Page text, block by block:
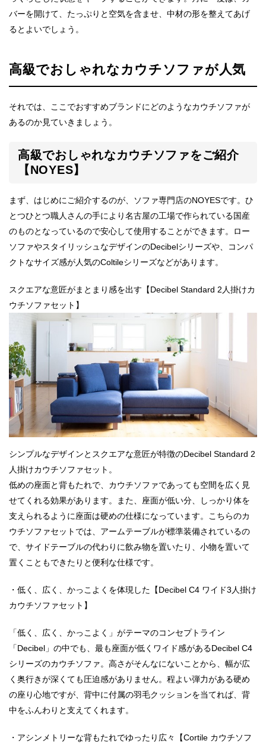
バーを開けて、たっぷりと空気を含ませ、中材の形を整えてあげ
るとよいでしょう。
高級でおしゃれなカウチソファが人気
それでは、ここでおすすめブランドにどのようなカウチソファが
あるのか見ていきましょう。
高級でおしゃれなカウチソファをご紹介
【NOYES】
まず、はじめにご紹介するのが、ソファ専門店のNOYESです。ひ
とつひとつ職人さんの手により名古屋の工場で作られている国産
のものとなっているので安心して使用することができます。ロー
ソファやスタイリッシュなデザインのDecibelシリーズや、コンパ
クトなサイズ感が人気のColtileシリーズなどがあります。
スクエアな意匠がまとまり感を出す【Decibel Standard 2人掛けカ
ウチソファセット】
シンプルなデザインとスクエアな意匠が特徴のDecibel Standard 2
人掛けカウチソファセット。
低めの座面と背もたれで、カウチソファであっても空間を広く見
せてくれる効果があります。また、座面が低い分、しっかり体を
支えられるように座面は硬めの仕様になっています。こちらのカ
ウチソファセットでは、アームテーブルが標準装備されているの
で、サイドテーブルの代わりに飲み物を置いたり、小物を置いて
置くこともできたりと便利な仕様です。
・低く、広く、かっこよくを体現した【Decibel C4 ワイド3人掛け
カウチソファセット】
「低く、広く、かっこよく」がテーマのコンセプトライン
「Decibel」の中でも、最も座面が低くワイド感があるDecibel C4
シリーズのカウチソファ。高さがそんなにないことから、幅が広
く奥行きが深くても圧迫感がありません。程よい弾力がある硬め
の座り心地ですが、背中に付属の羽毛クッションを当てれば、背
中をふんわりと支えてくれます。
・アシンメトリーな背もたれでゆったり広々【Cortile カウチソフ